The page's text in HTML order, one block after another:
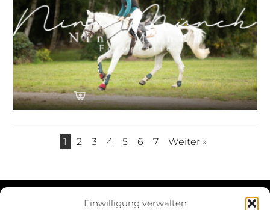
Einwilligung verwalten
1 2 3 4 5 6 7 Weiter »